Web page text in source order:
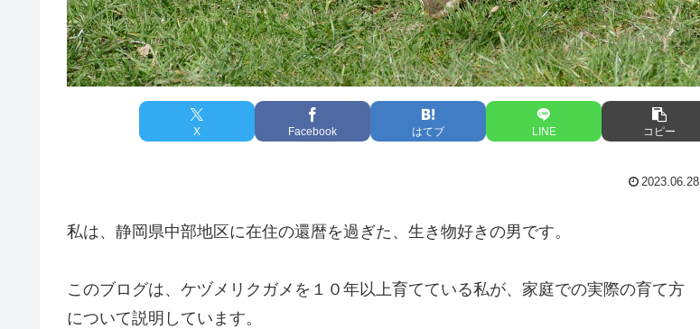
X Facebook はてブ LINE コピー
2023.06.28
私は、静岡県中部地区に在住の還暦を過ぎた、生き物好きの男です。
このブログは、ケヅメリクガメを１０年以上育てている私が、家庭での実際の育て方
について説明しています。